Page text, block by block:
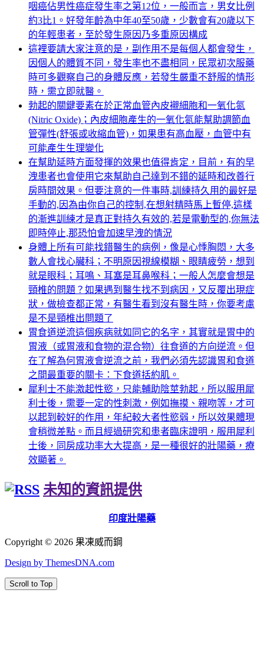
咽癌佔男性癌症發生率之第12位，一般而言，男女比例
約3比1。好發年齡為中年40至50歲，少數會有20歲以下
的年輕患者，至於發生原因乃多重原因構成
這裡要請大家注意的是，副作用不是每個人都會發生，
因個人的體質不同，發生率也不盡相同，民眾初次服藥
時可多觀察自己的身體反應，若發生嚴重不舒服的情形
時，需立即就醫。
勃起的關鍵要素在於正常血管內皮襯細胞和一氧化氮
(Nitric Oxide)；內皮細胞產生的一氧化氮能幫助調節血
管彈性(舒張或收縮血管)，如果患有高血壓，血管中有
可能產生生理變化
在幫助延時方面發揮的效果也值得肯定，目前，有的早
洩患者也會使用它來幫助自己達到不錯的延時和改善行
房時間效果。但要注意的一件事時,訓練持久用的最好是
手動的,因為由你自己的控制,在想射精時馬上暫停,這樣
的漸進訓練才是真正對持久有效的,若是電動型的,你無法
即時停止,那恐怕會加速早洩的情況
身體上所有可能找錯醫生的病例，像是心悸胸悶，大多
數人會找心臟科；不明原因視線模糊、眼睛疲勞，想到
就是眼科；耳鳴、耳塞是耳鼻喉科；一般人怎麼會想是
頸椎的問題？如果遇到醫生找不到病因，又反覆出現症
狀，做檢查都正常，有醫生看到沒有醫生時，你要考慮
是不是頸椎出問題了
胃食道逆流這個疾病就如同它的名字，其實就是胃中的
胃液（或胃液和食物的混合物）往食道的方向逆流。但
在了解為何胃液會逆流之前，我們必須先認識胃和食道
之間最重要的關卡：下食道括約肌。
犀利士不能激起性慾，只能輔助陰莖勃起，所以服用犀
利士後，需要一定的性刺激，例如撫摸、親吻等，才可
以起到較好的作用，年紀較大者性慾弱，所以效果體現
會稍微差點。而且經過研究和患者臨床證明，服用犀利
士後，同房成功率大大提高，是一種很好的壯陽藥，療
效顯著。
未知的資訊提供
印度壯陽藥
Copyright © 2026 果凍威而鋼
Design by ThemesDNA.com
Scroll to Top